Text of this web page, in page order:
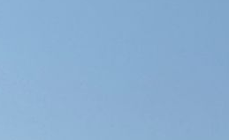
beveiligingsexperts denken
via de knop en ontvang snel